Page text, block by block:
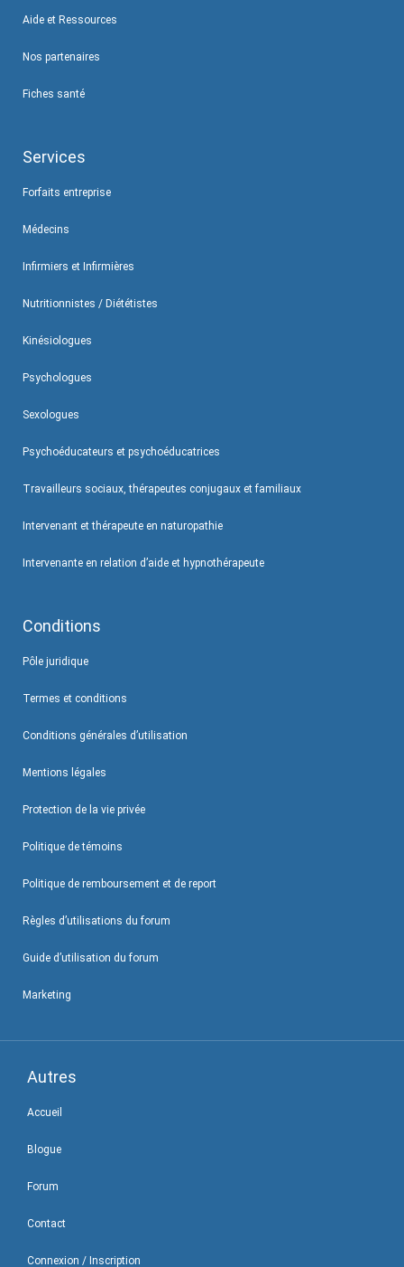
Aide et Ressources
Nos partenaires
Fiches santé
Services
Forfaits entreprise
Médecins
Infirmiers et Infirmières
Nutritionnistes / Diététistes
Kinésiologues
Psychologues
Sexologues
Psychoéducateurs et psychoéducatrices
Travailleurs sociaux, thérapeutes conjugaux et familiaux
Intervenant et thérapeute en naturopathie
Intervenante en relation d’aide et hypnothérapeute
Conditions
Pôle juridique
Termes et conditions
Conditions générales d’utilisation
Mentions légales
Protection de la vie privée
Politique de témoins
Politique de remboursement et de report
Règles d’utilisations du forum
Guide d’utilisation du forum
Marketing
Autres
Accueil
Blogue
Forum
Contact
Connexion / Inscription